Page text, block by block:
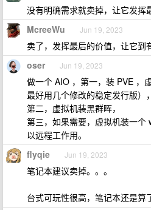
没有明确需求就卖掉，让它发挥
McreeWu Jun 19, 2023
卖了，发挥最后的价值，让它到
oser Jun 19, 2023
做一个 AIO ，第一，装 PVE ，
最好用几个修改的稳定发行版）
第二，虚拟机装黑群晖，
第三，如果需要，虚拟机装一
以远程工作用。
flyqie Jun 19, 2023
笔记本建议卖掉。。。
台式可玩性很高，笔记本还是算